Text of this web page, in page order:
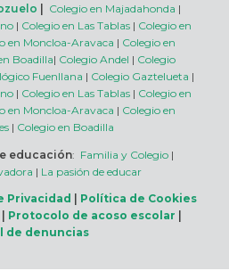
Colegio en Majadahonda |
| Colegio en Las Tablas| Colegio en
en Moncloa-Aravaca | Colegio en
Boadilla| Colegio Andel | Colegio
Fuenllana | Colegio Gaztelueta |
| Colegio en Las Tablas| Colegio en
en Moncloa-Aravaca | Colegio en
| Colegio en Boadilla
educación: Familia y Colegio |
| La pasión de educar
Privacidad
Política de Cookies
Protocolo de acoso escolar
de denuncias